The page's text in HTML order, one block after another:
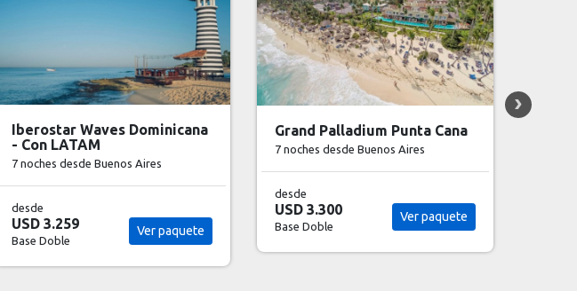
Grand Palladium Punta Cana
7 nochesdesde Buenos Aires
USD 3.300
Base Doble
Ver paquete
Iberostar Selection Hacienda
Dominicus
desde
USD 3.928 Ver paquete